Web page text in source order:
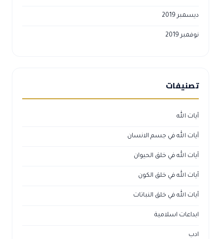
ديسمبر 2019
نوفمبر 2019
تصنيفات
آيات الله
آيات الله في جسم الانسان
آيات الله في خلق الحيوان
آيات الله في خلق الكون
آيات الله في خلق النباتات
ابداعات اسلامية
ادب